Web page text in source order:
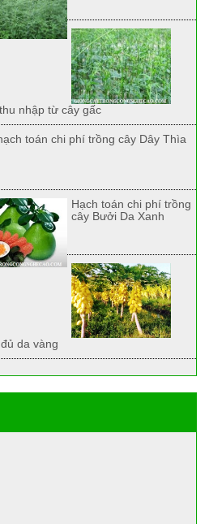
nhập từ cây gấc
toán chi phí trồng cây Dây Thìa
Hạch toán chi phí trồng
cây Bưởi Da Xanh
da vàng